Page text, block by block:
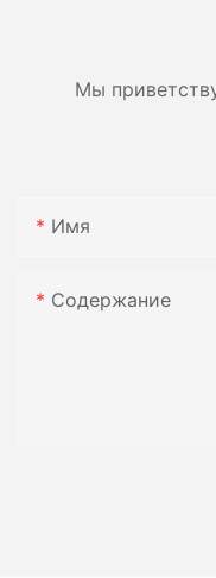
Мы
Имя
Содержание